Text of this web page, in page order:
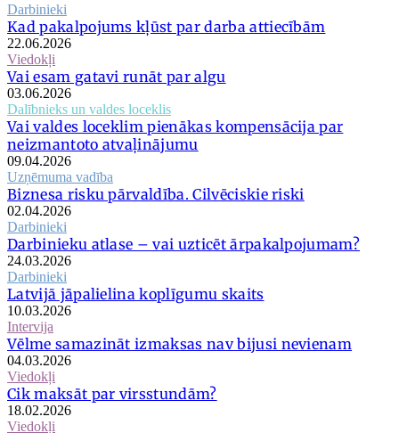
Darbinieki
Kad pakalpojums kļūst par darba attiecībām
22.06.2026
Viedokļi
Vai esam gatavi runāt par algu
03.06.2026
Dalībnieks un valdes loceklis
Vai valdes loceklim pienākas kompensācija par
neizmantoto atvaļinājumu
09.04.2026
Uzņēmuma vadība
Biznesa risku pārvaldība. Cilvēciskie riski
02.04.2026
Darbinieki
Darbinieku atlase – vai uzticēt ārpakalpojumam?
24.03.2026
Darbinieki
Latvijā jāpalielina koplīgumu skaits
10.03.2026
Intervija
Vēlme samazināt izmaksas nav bijusi nevienam
04.03.2026
Viedokļi
Cik maksāt par virsstundām?
18.02.2026
Viedokļi